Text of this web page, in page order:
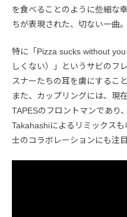
を食べることのように些細な
ちが表現された、切ない一曲。
特に「Pizza sucks without
しくない）」というサビのフ
スナーたちの耳を虜にすること
また、カップリングには、現
TAPESのフロントマンであり
Takahashiによるリミックス
士のコラボレーションにも注